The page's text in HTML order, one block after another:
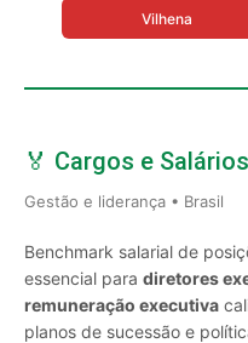
Vilhena
🏅 Cargos e
Gestão e liderança • Brasil
Benchmark salarial de
essencial para diretores
remuneração executiva
planos de sucessão e